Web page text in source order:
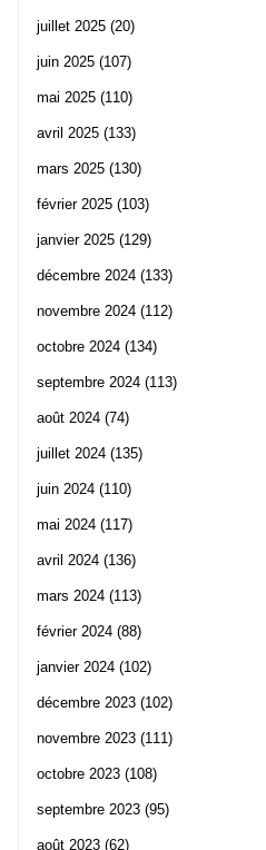
juillet 2025 (20)
juin 2025 (107)
mai 2025 (110)
avril 2025 (133)
mars 2025 (130)
février 2025 (103)
janvier 2025 (129)
décembre 2024 (133)
novembre 2024 (112)
octobre 2024 (134)
septembre 2024 (113)
août 2024 (74)
juillet 2024 (135)
juin 2024 (110)
mai 2024 (117)
avril 2024 (136)
mars 2024 (113)
février 2024 (88)
janvier 2024 (102)
décembre 2023 (102)
novembre 2023 (111)
octobre 2023 (108)
septembre 2023 (95)
août 2023 (62)